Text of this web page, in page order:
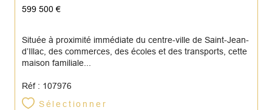
599 500 €
Située à proximité immédiate du centre-ville de Saint-Jean-
d’Illac, des commerces, des écoles et des transports, cette
maison familiale...
Réf : 107976
Sélectionner